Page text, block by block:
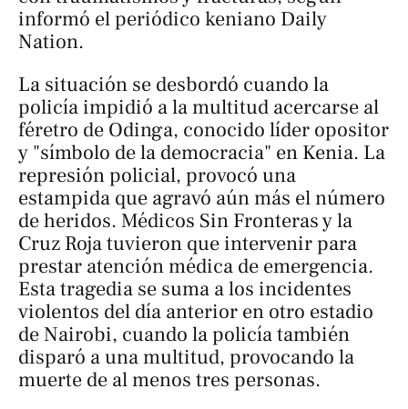
informó el periódico keniano Daily
Nation.​
La situación se desbordó cuando la
policía impidió a la multitud acercarse al
féretro de Odinga, conocido líder opositor
y "símbolo de la democracia" en Kenia. La
represión policial, provocó una
estampida que agravó aún más el número
de heridos. Médicos Sin Fronteras y la
Cruz Roja tuvieron que intervenir para
prestar atención médica de emergencia.
Esta tragedia se suma a los incidentes
violentos del día anterior en otro estadio
de Nairobi, cuando la policía también
disparó a una multitud, provocando la
muerte de al menos tres personas.​